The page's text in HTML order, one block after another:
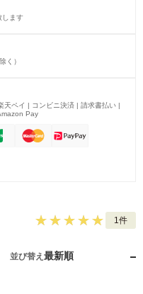
します
く）
ペイ | コンビニ決済 | 請求書払い |
Pay
1件
並び替え 最新順